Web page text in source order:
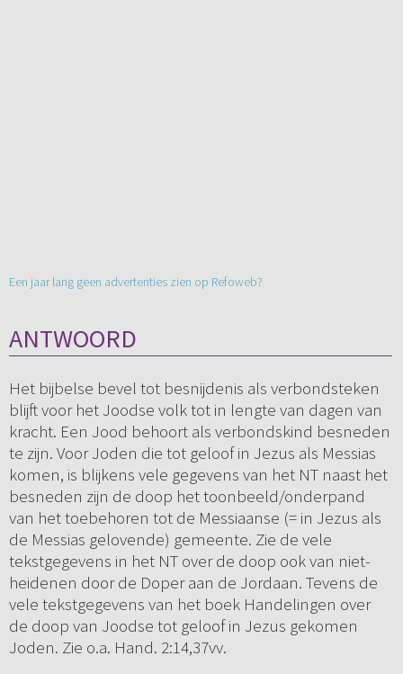
Een jaar lang geen advertenties zien op Refoweb?
ANTWOORD
Het bijbelse bevel tot besnijdenis als verbondsteken
blijft voor het Joodse volk tot in lengte van dagen van
kracht. Een Jood behoort als verbondskind besneden
te zijn. Voor Joden die tot geloof in Jezus als Messias
komen, is blijkens vele gegevens van het NT naast het
besneden zijn de doop het toonbeeld/onderpand
van het toebehoren tot de Messiaanse (= in Jezus als
de Messias gelovende) gemeente. Zie de vele
tekstgegevens in het NT over de doop ook van niet-
heidenen door de Doper aan de Jordaan. Tevens de
vele tekstgegevens van het boek Handelingen over
de doop van Joodse tot geloof in Jezus gekomen
Joden. Zie o.a. Hand. 2:14,37vv.